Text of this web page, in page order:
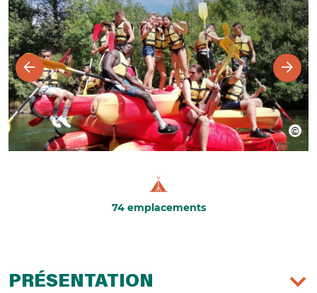
74 emplacements
PRÉSENTATION